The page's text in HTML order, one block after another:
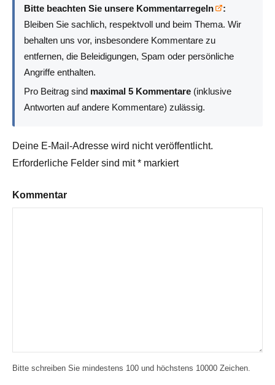
Bitte beachten Sie unsere Kommentarregeln
:
Bleiben Sie sachlich, respektvoll und beim Thema. Wir
behalten uns vor, insbesondere Kommentare zu
entfernen, die Beleidigungen, Spam oder persönliche
Angriffe enthalten.
Pro Beitrag sind maximal 5 Kommentare (inklusive
Antworten auf andere Kommentare) zulässig.
Deine E-Mail-Adresse wird nicht veröffentlicht.
Erforderliche Felder sind mit* markiert
Kommentar
Bitte schreiben Sie mindestens 100 und höchstens 10000 Zeichen.